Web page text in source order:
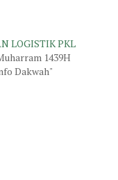
LOGISTIK PKL
1439H
Dakwah"